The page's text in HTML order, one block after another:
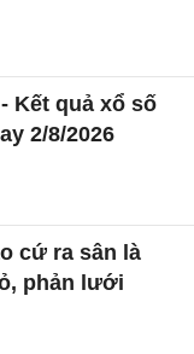
Kết quả xổ số
2/8/2026
cứ ra sân là
phản lưới